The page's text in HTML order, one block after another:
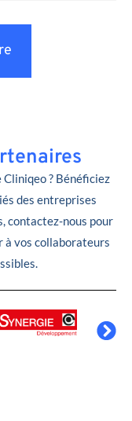
? Bénéficiez
des entreprises
contactez-nous pour
vos collaborateurs